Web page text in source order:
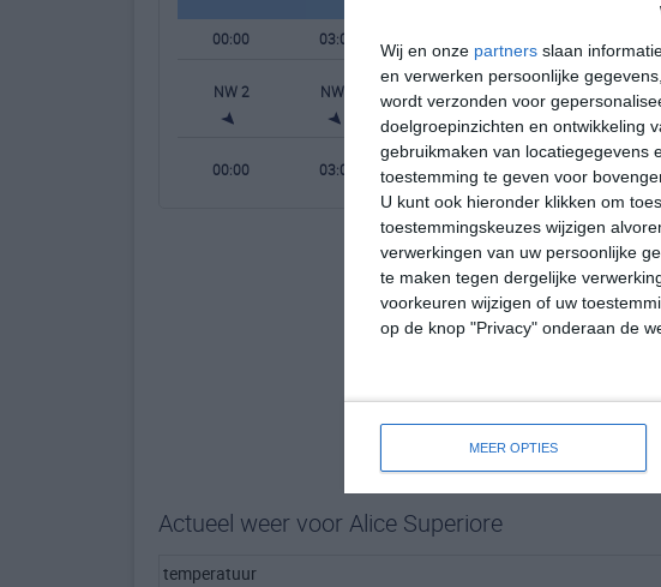
Wij en onze partners slaan
en verwerken persoonlijke
wordt verzonden voor
doelgroepinzichten en ontwikkeling
gebruikmaken van locatiegegevens
toestemming te geven voor
U kunt ook hieronder klikken om
toestemmingskeuzes wijzigen
verwerkingen van uw persoonlijke
te maken tegen dergelijke
voorkeuren wijzigen of uw
op de knop "Privacy" onderaan de
MEER OPTIES
00:00 03:00
NW 2 NW 1 Z 1
00:00 03:00 06:00
Actueel weer voor Alice Superiore
temperatuur